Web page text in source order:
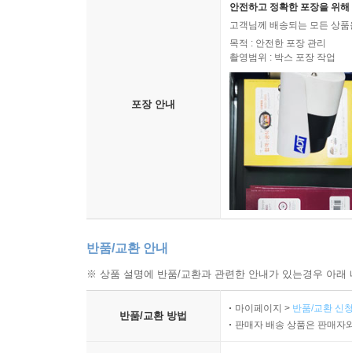
포장 안내
안전하고 정확한 포장을 위
고객님께 배송되는 모든 상
목적 : 안전한 포장 관리
촬영범위 : 박스 포장 작업
반품/교환 안내
※ 상품 설명에 반품/교환과 관련한 안내가 있는경우 아
반품/교환 방법
마이페이지 > 반품/교환 신
판매자 배송 상품은 판매자